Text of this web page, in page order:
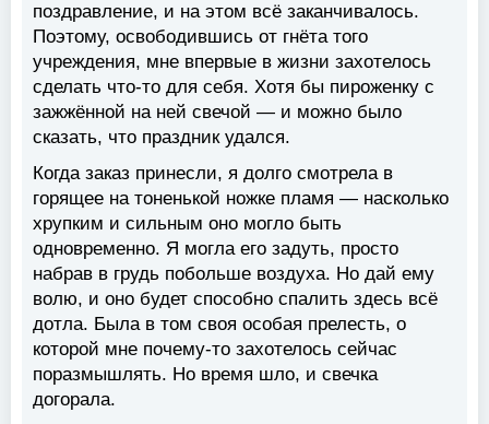
поздравление, и на этом всё заканчивалось.
Поэтому, освободившись от гнёта того
учреждения, мне впервые в жизни захотелось
сделать что-то для себя. Хотя бы пироженку с
зажжённой на ней свечой — и можно было
сказать, что праздник удался.
Когда заказ принесли, я долго смотрела в
горящее на тоненькой ножке пламя — насколько
хрупким и сильным оно могло быть
одновременно. Я могла его задуть, просто
набрав в грудь побольше воздуха. Но дай ему
волю, и оно будет способно спалить здесь всё
дотла. Была в том своя особая прелесть, о
которой мне почему-то захотелось сейчас
поразмышлять. Но время шло, и свечка
догорала.